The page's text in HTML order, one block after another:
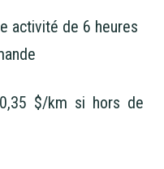
activité de 6 heures
$/km si hors de